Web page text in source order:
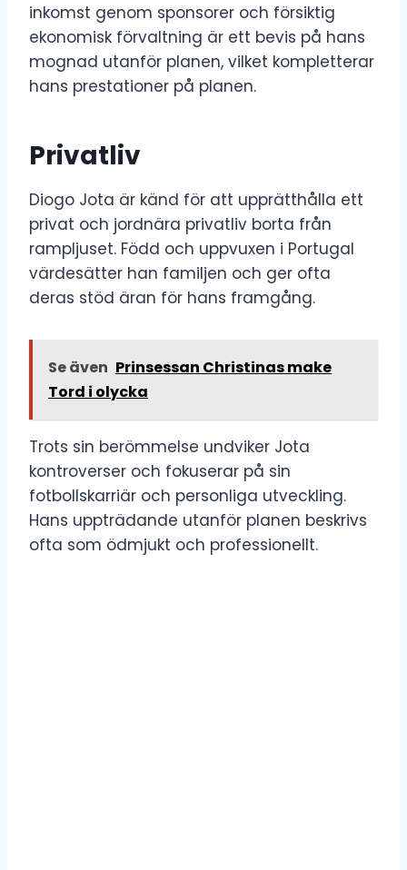
inkomst genom sponsorer och försiktig
ekonomisk förvaltning är ett bevis på hans
mognad utanför planen, vilket kompletterar
hans prestationer på planen.
Privatliv
Diogo Jota är känd för att upprätthålla ett
privat och jordnära privatliv borta från
rampljuset. Född och uppvuxen i Portugal
värdesätter han familjen och ger ofta
deras stöd äran för hans framgång.
Se även Prinsessan Christinas make
Tord i olycka
Trots sin berömmelse undviker Jota
kontroverser och fokuserar på sin
fotbollskarriär och personliga utveckling.
Hans uppträdande utanför planen beskrivs
ofta som ödmjukt och professionellt.